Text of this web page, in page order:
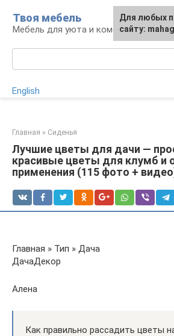
контенту
Твоя мебель
Мебель для уюта и комфорта
English
Главная » Сиденья
Лучшие цветы для дачи —
красивые цветы для клумб и
применения (115 фото +
Главная » Тип » Дача
ДачаДекор
Алена
Как правильно рассадить цветы
Для любых
сайту:
Для любых
сайту: